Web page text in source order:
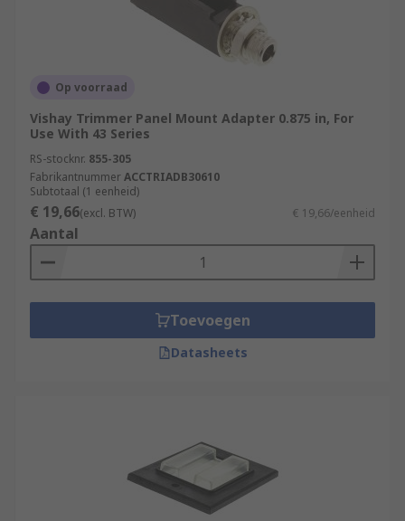
Op voorraad
Vishay Trimmer Panel Mount Adapter 0.875 in, For
Use With 43 Series
RS-stocknr. 855-305
FabrikantnummerACCTRIADB30610
Subtotaal (1 eenheid)
€ 19,66(excl. BTW) € 19,66/eenheid
Aantal
Toevoegen
Datasheets